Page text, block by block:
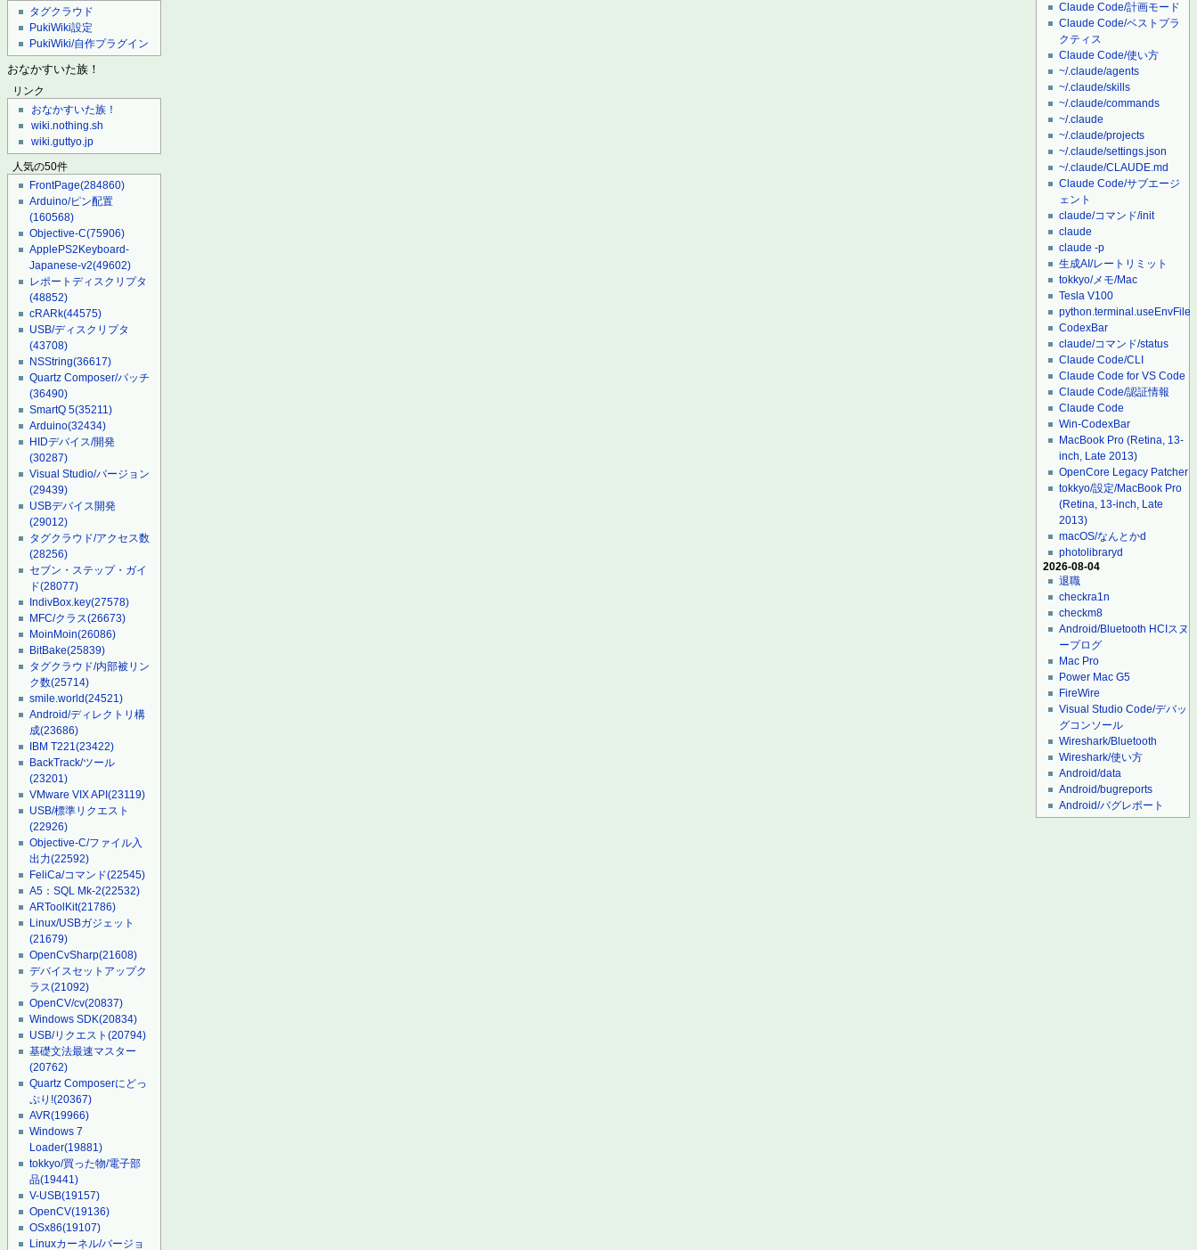
タグクラウド
PukiWiki設定
PukiWiki/自作プラグイン
おなかすいた族！
リンク
おなかすいた族！
wiki.nothing.sh
wiki.guttyo.jp
人気の50件
FrontPage(284860)
Arduino/ピン配置
(160568)
Objective-C(75906)
ApplePS2Keyboard-
Japanese-v2(49602)
レポートディスクリプタ
(48852)
cRARk(44575)
USB/ディスクリプタ
(43708)
NSString(36617)
Quartz Composer/パッチ
(36490)
SmartQ 5(35211)
Arduino(32434)
HIDデバイス/開発
(30287)
Visual Studio/バージョン
(29439)
USBデバイス開発
(29012)
タグクラウド/アクセス数
(28256)
セブン・ステップ・ガイ
ド(28077)
IndivBox.key(27578)
MFC/クラス(26673)
MoinMoin(26086)
BitBake(25839)
タグクラウド/内部被リン
ク数(25714)
smile.world(24521)
Android/ディレクトリ構
成(23686)
IBM T221(23422)
BackTrack/ツール
(23201)
VMware VIX API(23119)
USB/標準リクエスト
(22926)
Objective-C/ファイル入
出力(22592)
FeliCa/コマンド(22545)
A5：SQL Mk-2(22532)
ARToolKit(21786)
Linux/USBガジェット
(21679)
OpenCvSharp(21608)
デバイスセットアップク
ラス(21092)
OpenCV/cv(20837)
Windows SDK(20834)
USB/リクエスト(20794)
基礎文法最速マスター
(20762)
Quartz Composerにどっ
ぷり!(20367)
AVR(19966)
Windows 7
Loader(19881)
tokkyo/買った物/電子部
品(19441)
V-USB(19157)
OpenCV(19136)
OSx86(19107)
Linuxカーネル/バージョ
Claude Code/計画モード
Claude Code/ベストプラ
クティス
Claude Code/使い方
~/.claude/agents
~/.claude/skills
~/.claude/commands
~/.claude
~/.claude/projects
~/.claude/settings.json
~/.claude/CLAUDE.md
Claude Code/サブエージ
ェント
claude/コマンド/init
claude
claude -p
生成AI/レートリミット
tokkyo/メモ/Mac
Tesla V100
python.terminal.useEnvFile
CodexBar
claude/コマンド/status
Claude Code/CLI
Claude Code for VS Code
Claude Code/認証情報
Claude Code
Win-CodexBar
MacBook Pro (Retina, 13-
inch, Late 2013)
OpenCore Legacy Patcher
tokkyo/設定/MacBook Pro
(Retina, 13-inch, Late
2013)
macOS/なんとかd
photolibraryd
2026-08-04
退職
checkra1n
checkm8
Android/Bluetooth HCIスヌ
ープログ
Mac Pro
Power Mac G5
FireWire
Visual Studio Code/デバッ
グコンソール
Wireshark/Bluetooth
Wireshark/使い方
Android/data
Android/bugreports
Android/バグレポート